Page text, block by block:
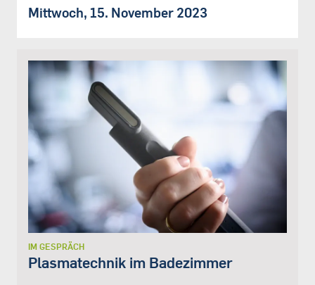
Mittwoch, 15. November 2023
IM GESPRÄCH
Plasmatechnik im Badezimmer